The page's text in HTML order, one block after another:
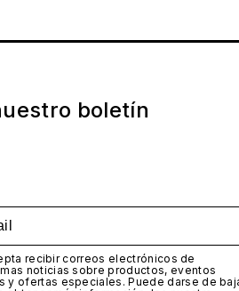
boletín
recibir correos electrónicos de
noticias sobre productos, eventos
y ofertas especiales. Puede darse de